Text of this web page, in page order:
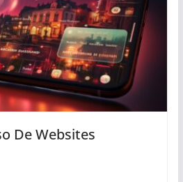
De Websites